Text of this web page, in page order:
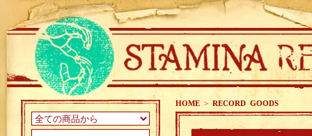
HOME > RECORD GOODS